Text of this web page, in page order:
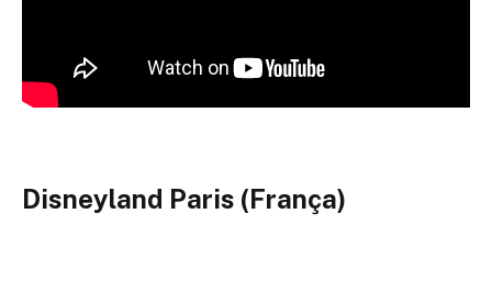
Disneyland Paris (França)